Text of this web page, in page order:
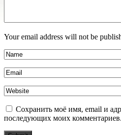
Your email address will not be
Сохранить моё имя, email и
последующих моих комментариев.